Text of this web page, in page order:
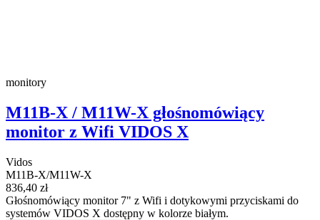
monitory
M11B-X / M11W-X głośnomówiący
monitor z Wifi VIDOS X
Vidos
M11B-X/M11W-X
836,40 zł
Głośnomówiący monitor 7" z Wifi i dotykowymi przyciskami do
systemów VIDOS X dostępny w kolorze białym.